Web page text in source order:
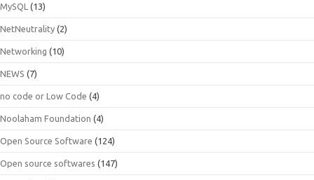
MySQL (13)
NetNeutrality (2)
Networking (10)
NEWS (7)
no code or Low Code (4)
Noolaham Foundation (4)
Open Source Software (124)
Open source softwares (147)